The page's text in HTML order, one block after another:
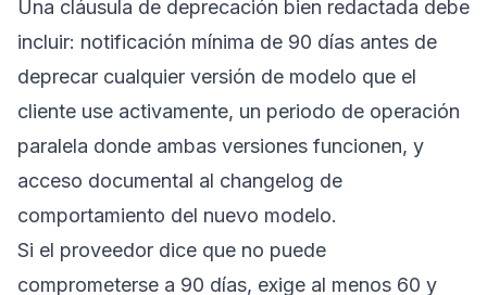
Una cláusula de deprecación bien redactada debe
incluir: notificación mínima de 90 días antes de
deprecar cualquier versión de modelo que el
cliente use activamente, un periodo de operación
paralela donde ambas versiones funcionen, y
acceso documental al changelog de
comportamiento del nuevo modelo.
Si el proveedor dice que no puede
comprometerse a 90 días, exige al menos 60 y